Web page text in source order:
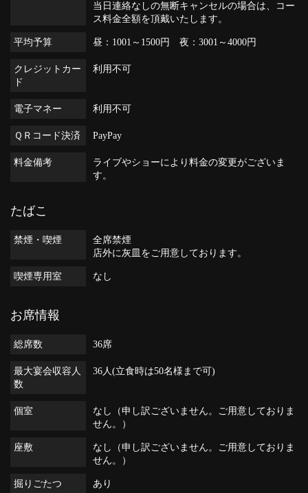
当日連絡なしの無断キャンセルの場合は、コー
ス料金全額を頂戴いたします。
平均予算 昼：1001～1500円 夜：3001～4000円
クレジットカー
ド
利用不可
電子マネー 利用不可
ＱＲコード決済 PayPay
料金備考
ライブやショーにより料金の変更がございま
す。
たばこ
禁煙・喫煙
全席禁煙
店外に灰皿をご用意しております。
喫煙専用室 なし
お席情報
総席数 36席
最大宴会収容人
数
36人(立食時は50名様まで可)
個室
なし（申し訳ございません。ご用意しておりま
せん。）
座敷
なし（申し訳ございません。ご用意しておりま
せん。）
掘りごたつ あり